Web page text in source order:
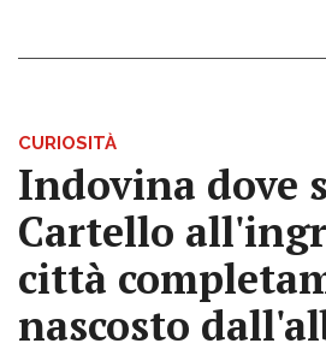
CURIOSITÀ
Indovina dove
Cartello
città
nascosto